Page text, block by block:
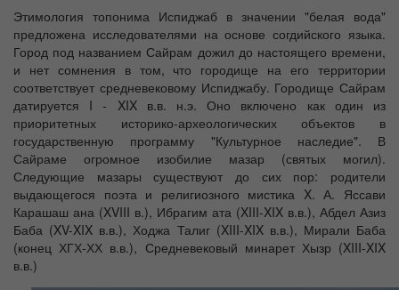
Этимология топонима Испиджаб в значении "белая вода"
предложена исследователями на основе согдийского языка.
Город под названием Сайрам дожил до настоящего времени,
и нет сомнения в том, что городище на его территории
соответствует средневековому Испиджабу. Городище Сайрам
датируется I - XIX в.в. н.э. Оно включено как один из
приоритетных историко-археологических объектов в
государственную программу "Культурное наследие". В
Сайраме огромное изобилие мазар (святых могил).
Следующие мазары существуют до сих пор: родители
выдающегося поэта и религиозного мистика X. А. Яссави
Карашаш ана (XVIII в.), Ибрагим ата (XIII-XIX в.в.), Абдел Азиз
Баба (XV-XIX в.в.), Ходжа Талиг (XIII-XIX в.в.), Мирали Баба
(конец ХГХ-ХХ в.в.), Средневековый минарет Хызр (XIII-XIX
в.в.)